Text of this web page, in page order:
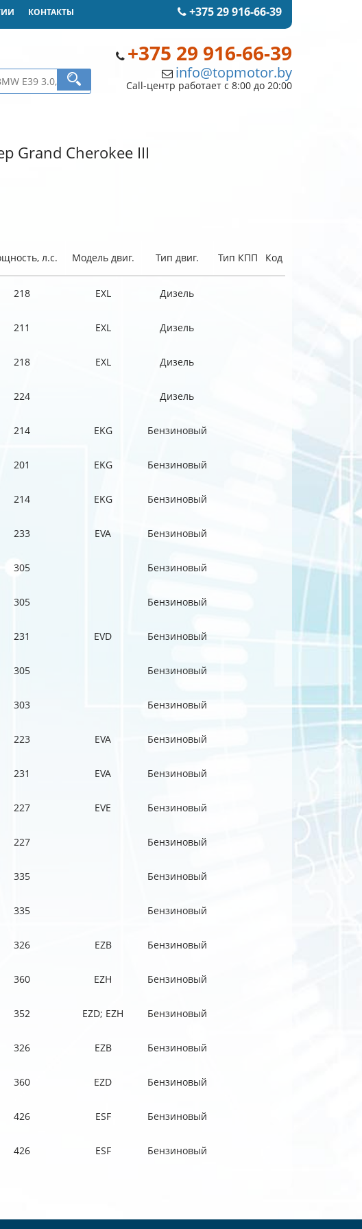
+375 29 916-66-39
КОНТАКТЫ
+375 29 916-66-39
info@topmotor.by
Call-центр работает с 8:00 до 20:00
Grand Cherokee III
л.с. Модель двиг. Тип двиг. Тип КПП Код
218 EXL Дизель
211 EXL Дизель
218 EXL Дизель
224 Дизель
214 EKG Бензиновый
201 EKG Бензиновый
214 EKG Бензиновый
233 EVA Бензиновый
305 Бензиновый
305 Бензиновый
231 EVD Бензиновый
305 Бензиновый
303 Бензиновый
223 EVA Бензиновый
231 EVA Бензиновый
227 EVE Бензиновый
227 Бензиновый
335 Бензиновый
335 Бензиновый
326 EZB Бензиновый
360 EZH Бензиновый
352 EZD; EZH Бензиновый
326 EZB Бензиновый
360 EZD Бензиновый
426 ESF Бензиновый
426 ESF Бензиновый